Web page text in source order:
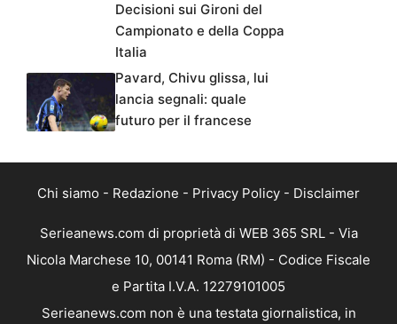
Decisioni sui Gironi del
Campionato e della Coppa
Italia
Pavard, Chivu glissa, lui
lancia segnali: quale
futuro per il francese
Chi siamo - Redazione - Privacy Policy - Disclaimer
Serieanews.com di proprietà di WEB 365 SRL - Via
Nicola Marchese 10, 00141 Roma (RM) - Codice Fiscale
e Partita I.V.A. 12279101005
Serieanews.com non è una testata giornalistica, in